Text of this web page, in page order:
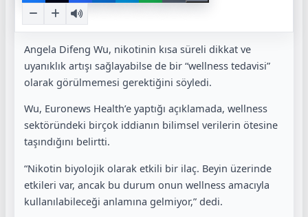
Angela Difeng Wu, nikotinin kısa süreli dikkat ve
uyanıklık artışı sağlayabilse de bir “wellness tedavisi”
olarak görülmemesi gerektiğini söyledi.
Wu, Euronews Health’e yaptığı açıklamada, wellness
sektöründeki birçok iddianın bilimsel verilerin ötesine
taşındığını belirtti.
“Nikotin biyolojik olarak etkili bir ilaç. Beyin üzerinde
etkileri var, ancak bu durum onun wellness amacıyla
kullanılabileceği anlamına gelmiyor,” dedi.